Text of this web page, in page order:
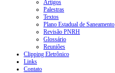
Artigos
Palestras
Textos
Plano Estadual de Saneamento
Revisão PNRH
Glossário
Reuniões
Clipping Eletrônico
Links
Contato